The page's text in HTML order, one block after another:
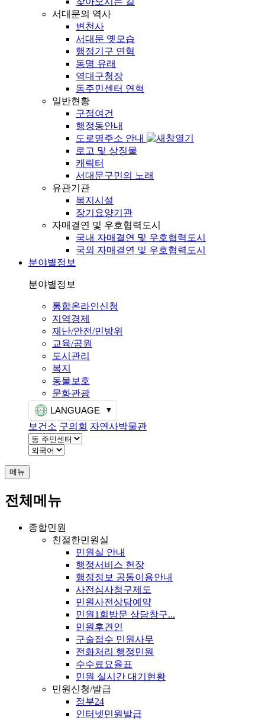
서대문의 역사
변천사
서대문 옛모습
행정기구 연혁
동명 유래
역대구청장
동주민센터 연혁
일반현황
구정여건
행정동안내
도로명주소 안내
로고 및 상징물
캐릭터
서대문구민의 노래
유관기관
복지시설
장기요양기관
자매결연 및 우호협력도시
국내 자매결연 및 우호협력도시
국외 자매결연 및 우호협력도시
분야별정보
분야별정보
통합온라인신청
지역경제
재난/안전/민방위
교육/공원
도시관리
복지
동물보호
문화관광
LANGUAGE
보건소 구의회 자연사박물관
메뉴
전체메뉴
종합민원
친절한민원실
민원실 안내
행정서비스 헌장
행정정보 공동이용안내
사전심사청구제도
민원사전상담예약
민원1회방문 상담창구...
민원후견인
구술접수 민원사무
전화처리 행정민원
수수료요율표
민원 실시간 대기현황
민원신청/발급
정부24
인터넷민원발급